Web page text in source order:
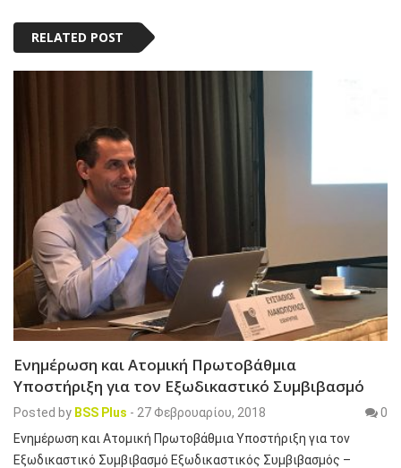
RELATED POST
Ενημέρωση και Ατομική Πρωτοβάθμια
Υποστήριξη για τον Εξωδικαστικό Συμβιβασμό
Posted by BSS Plus - 27 Φεβρουαρίου, 2018
0
Ενημέρωση και Ατομική Πρωτοβάθμια Υποστήριξη για τον
Εξωδικαστικό Συμβιβασμό Εξωδικαστικός Συμβιβασμός –